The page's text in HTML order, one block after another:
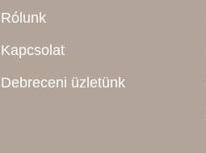
Rólunk
Kapcsolat
Debreceni üzletünk